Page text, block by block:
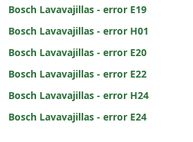
Bosch Lavavajillas - error E19
Bosch Lavavajillas - error H01
Bosch Lavavajillas - error E20
Bosch Lavavajillas - error E22
Bosch Lavavajillas - error H24
Bosch Lavavajillas - error E24